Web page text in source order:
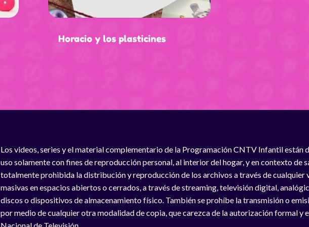
Horacio y los plasticines
Los videos, series y el material complementario de la Programación CNTV Infantil están
uso solamente con fines de reproducción personal, al interior del hogar, y en contexto de
totalmente prohibida la distribución y reproducción de los archivos a través de cualquier
masivas en espacios abiertos o cerrados, a través de streaming, televisión digital,
discos o dispositivos de almacenamiento físico. También se prohíbe la transmisión o
por medio de cualquier otra modalidad de copia, que carezca de la autorización formal y